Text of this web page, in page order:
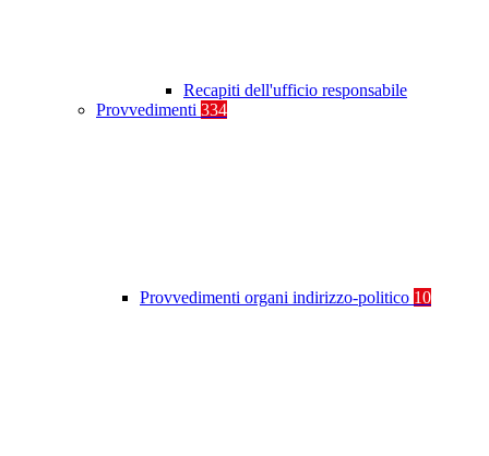
Recapiti dell'ufficio responsabile
Provvedimenti 334
Provvedimenti organi indirizzo-politico 10